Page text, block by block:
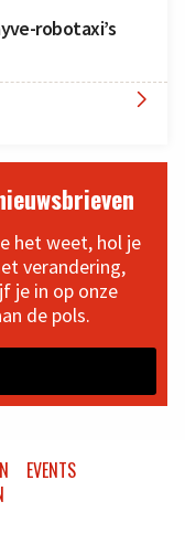
robotaxi’s

het weet, hol je
verandering,
je in op onze
de pols.
EVENTS